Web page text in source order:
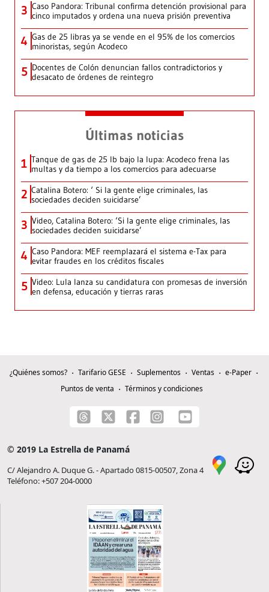
3 Caso Pandora: Tribunal confirma detención provisional para
cinco imputados y ordena una nueva prisión preventiva
4 Gas de 25 libras ya se vende en el 95% de los comercios
minoristas, según Acodeco
5 Docentes de Colón denuncian fallos contradictorios y
desacato de órdenes de reintegro
Últimas noticias
1 Tanque de gas de 25 lb bajo la lupa: Acodeco frena las
multas y da tiempo a los comercios para adecuarse
2 Catalina Botero: ‘ Si la gente elige criminales, las
sociedades deciden suicidarse’
3 Video, Catalina Botero: ‘Si la gente elige criminales, las
sociedades deciden suicidarse’
4 Caso Pandora: MEF reemplazará el sistema e-Tax para
evitar fraudes en los créditos fiscales
5 Video: Lula lanza su candidatura con promesas de inversión
en defensa, educación y tierras raras
¿Quiénes somos? Tarifario GESE Suplementos Ventas
e-Paper
Puntos de venta
Términos y condiciones
© 2019 La Estrella de Panamá
C/ Alejandro A. Duque G. - Apartado 0815-00507, Zona 4
Teléfono: +507 204-0000